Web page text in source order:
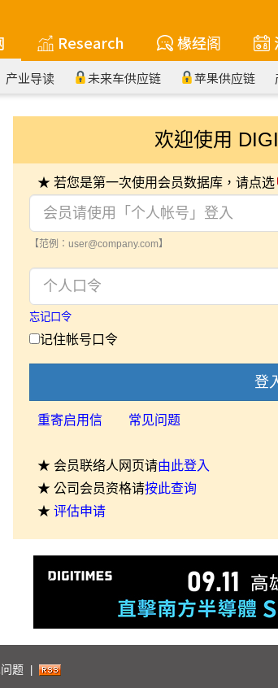
Research 椽经阁
产业导读 未来车供应链 苹果供应链
欢迎使用
★ 若您是第一次使用会员数据库，请点选
【范例：user@company.com】
忘记口令
记住帐号口令
登
重寄启用信 常见问题
★ 会员联络人网页请由此登入
★ 公司会员资格请按此查询
★ 评估申请
题